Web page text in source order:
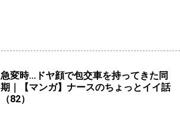
急変時...ドヤ顔で包交車を持ってきた同
期｜【マンガ】ナースのちょっとイイ話
（82）